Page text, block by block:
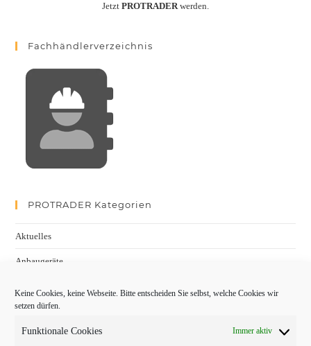
Keine Cookies, keine Webseite. Bitte entscheiden Sie selbst, welche Cookies wir
setzen dürfen.
Funktionale Cookies Immer aktiv
Jetzt PROTRADERwerden.
Fachhändlerverzeichnis
PROTRADER Kategorien
Aktuelles
Anbaugeräte
Baumaschinen
Fachmessen